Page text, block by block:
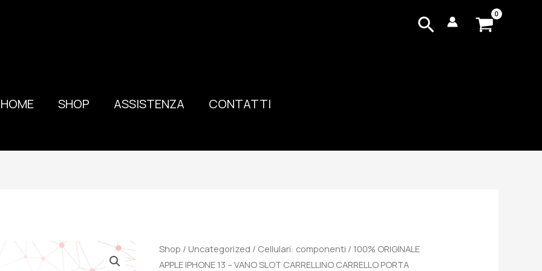
Cerca
HOME SHOP ASSISTENZA CONTATTI
Shop / Uncategorized / Cellulari: componenti / 100% ORIGINALE
APPLE IPHONE 13 – VANO SLOT CARRELLINO CARRELLO PORTA
100%
ORIGINALE